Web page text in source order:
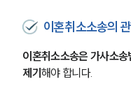
이혼취소소송의
이혼취소소송은 가사소
제기해야 합니다.